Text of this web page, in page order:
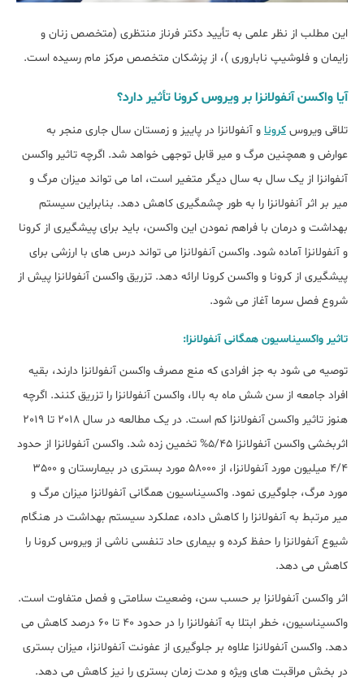
این مطلب از نظر علمی به تأیید دکتر فرناز منتظری (متخصص زنان و
زایمان و فلوشیپ ناباروری )، از پزشکان متخصص مرکز مام رسیده است.
آیا واکسن آنفولانزا بر ویروس کرونا تأثیر دارد؟
تلاقی ویروس کرونا و آنفولانزا در پاییز و زمستان سال جاری منجر به
عوارض و همچنین مرگ و میر قابل توجهی خواهد شد. اگرچه تاثیر واکسن
آنفوانزا از یک سال به سال دیگر متغیر است، اما می تواند میزان مرگ و
میر بر اثر آنفولانزا را به طور چشمگیری کاهش دهد. بنابراین سیستم
بهداشت و درمان با فراهم نمودن این واکسن، باید برای پیشگیری از کرونا
و آنفولانزا آماده شود. واکسن آنفولانزا می تواند درس های با ارزشی برای
پیشگیری از کرونا و واکسن کرونا ارائه دهد. تزریق واکسن آنفولانزا پیش از
شروع فصل سرما آغاز می شود.
تاثیر واکسیناسیون همگانی آنفولانزا:
توصیه می شود به جز افرادی که منع مصرف واکسن آنفولانزا دارند، بقیه
افراد جامعه از سن شش ماه به بالا، واکسن آنفولانزا را تزریق کنند. اگرچه
هنوز تاثیر واکسن آنفولانزا کم است. در یک مطالعه در سال 2018 تا 2019
اثربخشی واکسن آنفولانزا 5/45% تخمین زده شد. واکسن آنفولانزا از حدود
4/4 میلیون مورد آنفولانزا، از 58000 مورد بستری در بیمارستان و 3500
مورد مرگ، جلوگیری نمود. واکسیناسیون همگانی آنفولانزا میزان مرگ و
میر مرتبط به آنفولانزا را کاهش داده، عملکرد سیستم بهداشت در هنگام
شیوع آنفولانزا را حفظ کرده و بیماری حاد تنفسی ناشی از ویروس کرونا را
کاهش می دهد.
اثر واکسن آنفولانزا بر حسب سن، وضعیت سلامتی و فصل متفاوت است.
واکسیناسیون، خطر ابتلا به آنفولانزا را در حدود 40 تا 60 درصد کاهش می
دهد. واکسن آنفولانزا علاوه بر جلوگیری از عفونت آنفولانزا، میزان بستری
در بخش مراقبت های ویژه و مدت زمان بستری را نیز کاهش می دهد.